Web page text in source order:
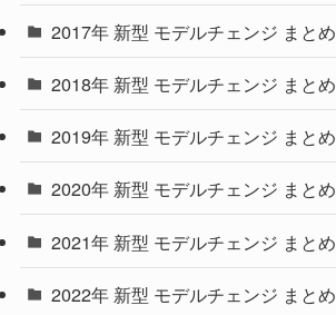
(4)
(30)
(27)
(33)
(10)
(35)
(10)
(9)
2017年 新型 モデルチェンジ まとめ
2018年 新型 モデルチェンジ まとめ
2019年 新型 モデルチェンジ まとめ
2020年 新型 モデルチェンジ まとめ
2021年 新型 モデルチェンジ まとめ
2022年 新型 モデルチェンジ まとめ